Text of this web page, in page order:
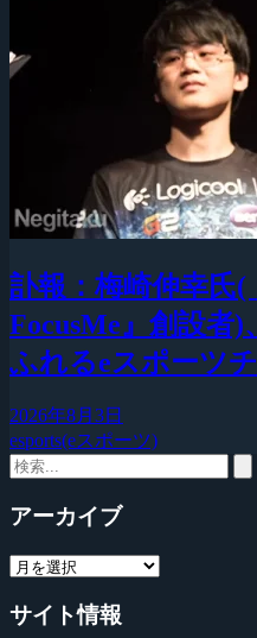
訃報：梅崎伸幸氏(
FocusMe』創設者
ふれるeスポーツ
2026年8月3日
esports(eスポーツ)
アーカイブ
サイト情報